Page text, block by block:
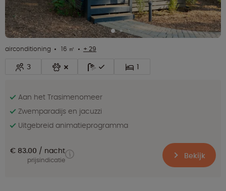
airconditioning 16 ㎡ + 29
3 1
Aan het Trasimenomeer
Zwemparadijs en jacuzzi
Uitgebreid animatieprogramma
€ 83.00 nacht
prijsindicatie Bekijk